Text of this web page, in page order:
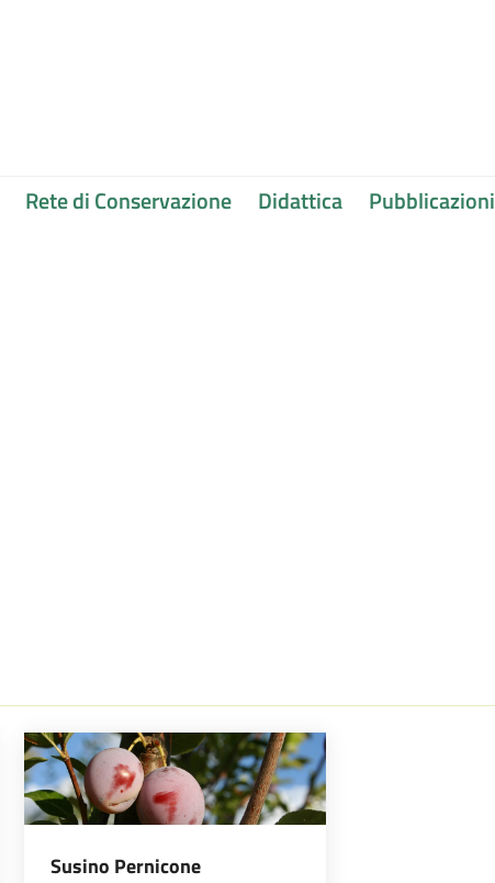
Rete di Conservazione Didattica Pubblicazioni
Susino Pernicone